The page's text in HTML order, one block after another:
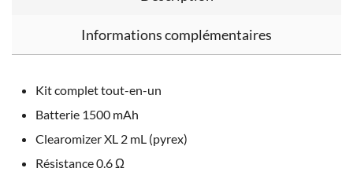
Informations complémentaires
Kit complet tout-en-un
Batterie 1500 mAh
Clearomizer XL 2 mL (pyrex)
Résistance 0.6 Ω